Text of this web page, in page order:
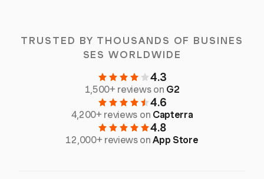
TRUSTED BY THOUSANDS OF BUSINES
SES WORLDWIDE
4.3
1,500+ reviews on G2
4.6
4,200+ reviews on Capterra
4.8
12,000+ reviews onApp Store